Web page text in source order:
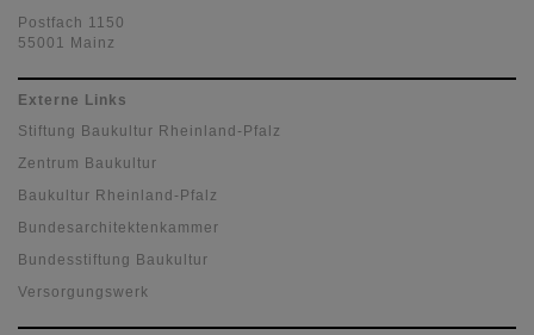
Postfach 1150
55001 Mainz
Externe Links
Stiftung Baukultur Rheinland-Pfalz
Zentrum Baukultur
Baukultur Rheinland-Pfalz
Bundesarchitektenkammer
Bundesstiftung Baukultur
Versorgungswerk